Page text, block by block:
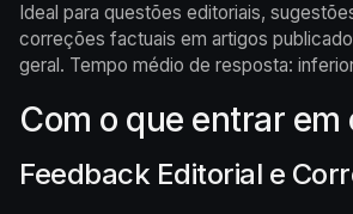
Ideal para questões editoriais,
correções factuais em artigos
geral. Tempo médio de resposta:
Com o que entrar
Feedback Editorial e